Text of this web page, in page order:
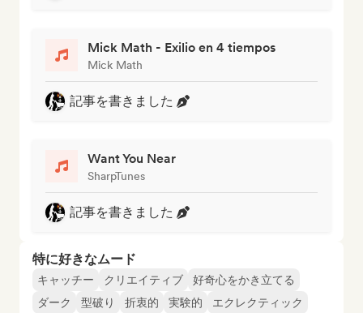
Mick Math - Exilio en 4 tiempos
Mick Math
記事を書きました
Want You Near
SharpTunes
記事を書きました
特に好きなムード
キャッチー クリエイティブ
好奇心をかき立てる
ダーク
型破り 折衷的 実験的
エクレクティック